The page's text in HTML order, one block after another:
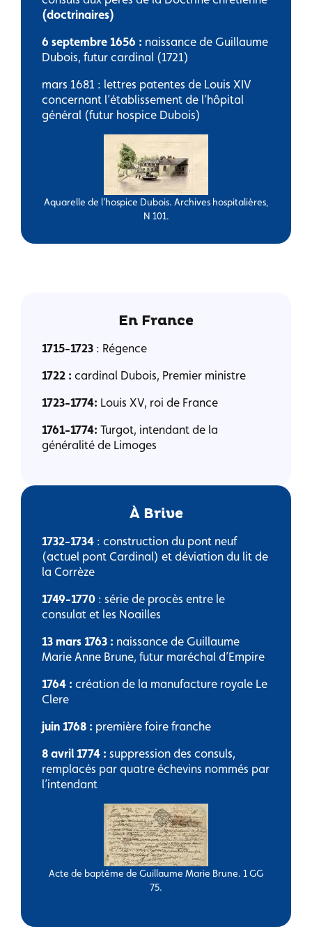
(doctrinaires)
6 septembre 1656 : naissance de Guillaume
Dubois, futur cardinal (1721)
mars 1681 : lettres patentes de Louis XIV
concernant l’établissement de l’hôpital
général (futur hospice Dubois)
Aquarelle de l’hospice Dubois. Archives hospitalières,
N 101.
En France
1715-1723 : Régence
1722 : cardinal Dubois, Premier ministre
1723-1774: Louis XV, roi de France
1761-1774: Turgot, intendant de la
généralité de Limoges
À Brive
1732-1734 : construction du pont neuf
(actuel pont Cardinal) et déviation du lit de
la Corrèze
1749-1770 : série de procès entre le
consulat et les Noailles
13 mars 1763 : naissance de Guillaume
Marie Anne Brune, futur maréchal d’Empire
1764 : création de la manufacture royale Le
Clere
juin 1768 : première foire franche
8 avril 1774 : suppression des consuls,
remplacés par quatre échevins nommés par
l’intendant
Acte de baptême de Guillaume Marie Brune. 1 GG
75.